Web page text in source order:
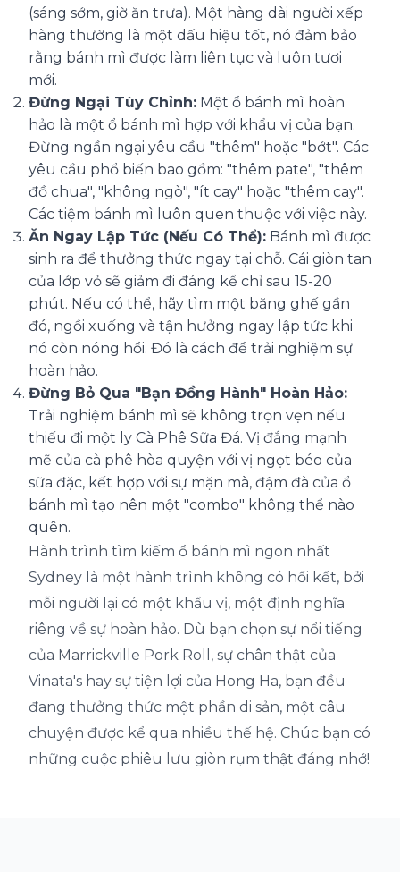
(sáng sớm, giờ ăn trưa). Một hàng dài người xếp
hàng thường là một dấu hiệu tốt, nó đảm bảo
rằng bánh mì được làm liên tục và luôn tươi
mới.
Đừng Ngại Tùy Chỉnh: Một ổ bánh mì hoàn
hảo là một ổ bánh mì hợp với khẩu vị của bạn.
Đừng ngần ngại yêu cầu "thêm" hoặc "bớt". Các
yêu cầu phổ biến bao gồm: "thêm pate", "thêm
đồ chua", "không ngò", "ít cay" hoặc "thêm cay".
Các tiệm bánh mì luôn quen thuộc với việc này.
Ăn Ngay Lập Tức (Nếu Có Thể): Bánh mì được
sinh ra để thưởng thức ngay tại chỗ. Cái giòn tan
của lớp vỏ sẽ giảm đi đáng kể chỉ sau 15-20
phút. Nếu có thể, hãy tìm một băng ghế gần
đó, ngồi xuống và tận hưởng ngay lập tức khi
nó còn nóng hổi. Đó là cách để trải nghiệm sự
hoàn hảo.
Đừng Bỏ Qua "Bạn Đồng Hành" Hoàn Hảo:
Trải nghiệm bánh mì sẽ không trọn vẹn nếu
thiếu đi một ly Cà Phê Sữa Đá. Vị đắng mạnh
mẽ của cà phê hòa quyện với vị ngọt béo của
sữa đặc, kết hợp với sự mặn mà, đậm đà của ổ
bánh mì tạo nên một "combo" không thể nào
quên.
Hành trình tìm kiếm ổ bánh mì ngon nhất
Sydney là một hành trình không có hồi kết, bởi
mỗi người lại có một khẩu vị, một định nghĩa
riêng về sự hoàn hảo. Dù bạn chọn sự nổi tiếng
của Marrickville Pork Roll, sự chân thật của
Vinata's hay sự tiện lợi của Hong Ha, bạn đều
đang thưởng thức một phần di sản, một câu
chuyện được kể qua nhiều thế hệ. Chúc bạn có
những cuộc phiêu lưu giòn rụm thật đáng nhớ!